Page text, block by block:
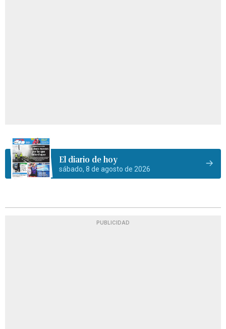
El diario de hoy
sábado, 8 de agosto de 2026
PUBLICIDAD